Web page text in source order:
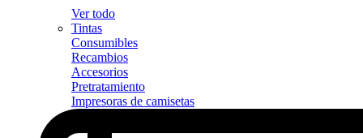
Ver todo
Tintas
Consumibles
Recambios
Accesorios
Pretratamiento
Impresoras de camisetas